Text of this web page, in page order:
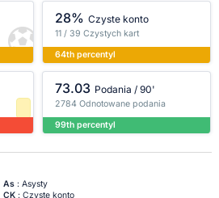
28% Czyste konto
11 / 39 Czystych kart
64th percentyl
73.03 Podania / 90'
2784 Odnotowane podania
99th percentyl
As: Asysty
CK: Czyste konto